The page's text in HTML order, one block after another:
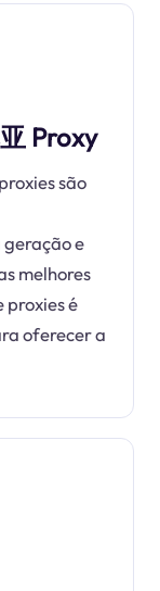
Proxy
são
e
melhores
proxies é
oferecer a